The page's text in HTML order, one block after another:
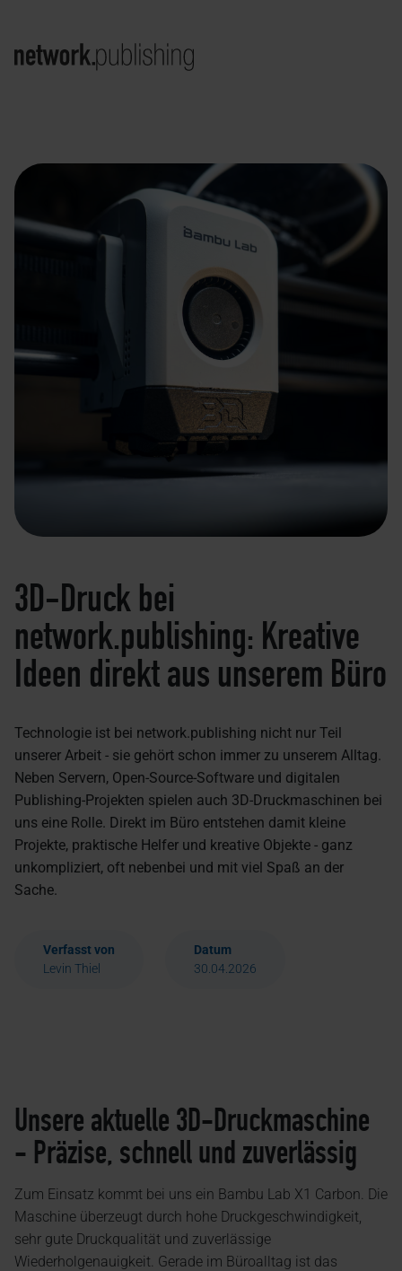
3D-Druck bei
network.publishing: Kreative
Ideen direkt aus unserem Büro
Technologie ist bei network.publishing nicht nur Teil
unserer Arbeit - sie gehört schon immer zu unserem Alltag.
Neben Servern, Open-Source-Software und digitalen
Publishing-Projekten spielen auch 3D-Druckmaschinen bei
uns eine Rolle. Direkt im Büro entstehen damit kleine
Projekte, praktische Helfer und kreative Objekte - ganz
unkompliziert, oft nebenbei und mit viel Spaß an der
Sache.
Verfasst von
Levin Thiel
Datum
30.04.2026
Unsere aktuelle 3D-Druckmaschine
- Präzise, schnell und zuverlässig
Zum Einsatz kommt bei uns ein Bambu Lab X1 Carbon. Die
Maschine überzeugt durch hohe Druckgeschwindigkeit,
sehr gute Druckqualität und zuverlässige
Wiederholgenauigkeit. Gerade im Büroalltag ist das